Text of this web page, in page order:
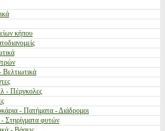
κήπου
- Πέργκολες
- Πατήματα - Διάδρομοι
Στηρίγματα φυτών